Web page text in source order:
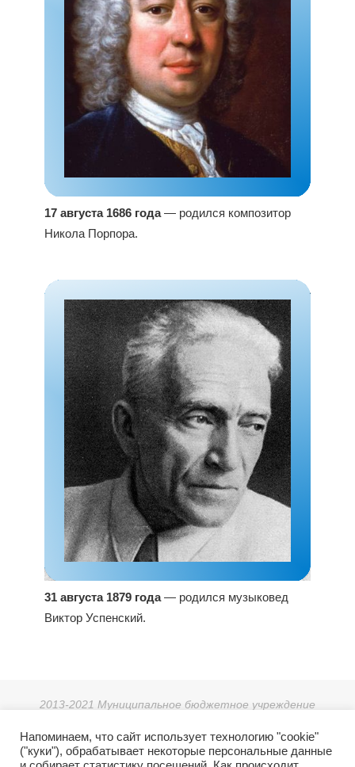
17 августа 1686 года— родился композитор
Никола Порпора.
31 августа 1879 года— родился музыковед
Виктор Успенский.
2013-2021 Муниципальное бюджетное учреждение
Зеи».
г. Зея, мкр. Светлый 38, тел: 8 (41658) 3-08-55.
Напоминаем, что сайт использует технологию "cookie"
("куки"), обрабатывает некоторые персональные данные